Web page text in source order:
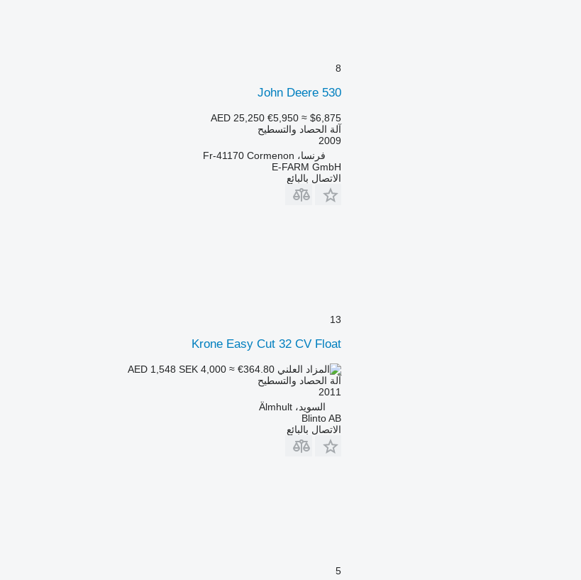
8
John Deere 530
AED 25,250 €5,950 ≈ $6,875
آلة الحصاد والتسطيح
2009
فرنسا، Fr-41170 Cormenon
E-FARM GmbH
الاتصال بالبائع
13
Krone Easy Cut 32 CV Float
SEK 4,000 ≈ €364.80
آلة الحصاد والتسطيح
2011
السويد، Älmhult
Blinto AB
الاتصال بالبائع
5